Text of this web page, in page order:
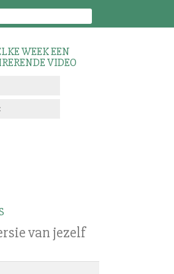
WEEK EEN
VIDEO
van jezelf